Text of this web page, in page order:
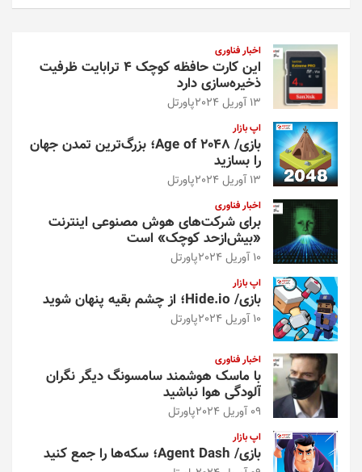
اخبار فناوری
این کارت حافظه کوچک ۴ ترابایت ظرفیت
ذخیره‌سازی دارد
13 آوریل 2024 پاورتل
اپ بازار
بازی/ Age of 2048؛ بزرگ‌ترین تمدن جهان
را بسازید
13 آوریل 2024 پاورتل
اخبار فناوری
برای شرکت‌های هوش مصنوعی اینترنت
«بیش‌از‌حد کوچک» است
10 آوریل 2024 پاورتل
اپ بازار
بازی/ Hide.io؛ از چشم بقیه پنهان شوید
10 آوریل 2024 پاورتل
اخبار فناوری
با ماسک هوشمند سامسونگ دیگر نگران
آلودگی هوا نباشید
09 آوریل 2024 پاورتل
اپ بازار
بازی/ Agent Dash؛ سکه‌ها را جمع کنید